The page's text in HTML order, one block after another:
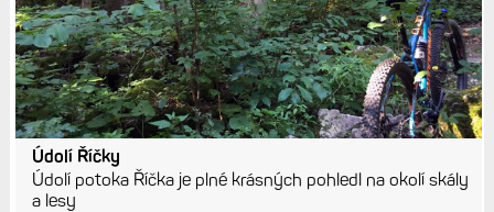
Údolí Říčky
Údolí potoka Říčka je plné krásných pohledl na okolí skály
a lesy